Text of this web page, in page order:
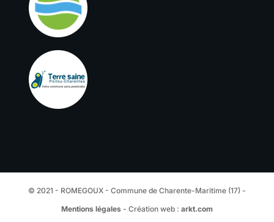
© 2021 - ROMEGOUX - Commune de Charente-Maritime (17) -
Mentions légales- Création web : arkt.com